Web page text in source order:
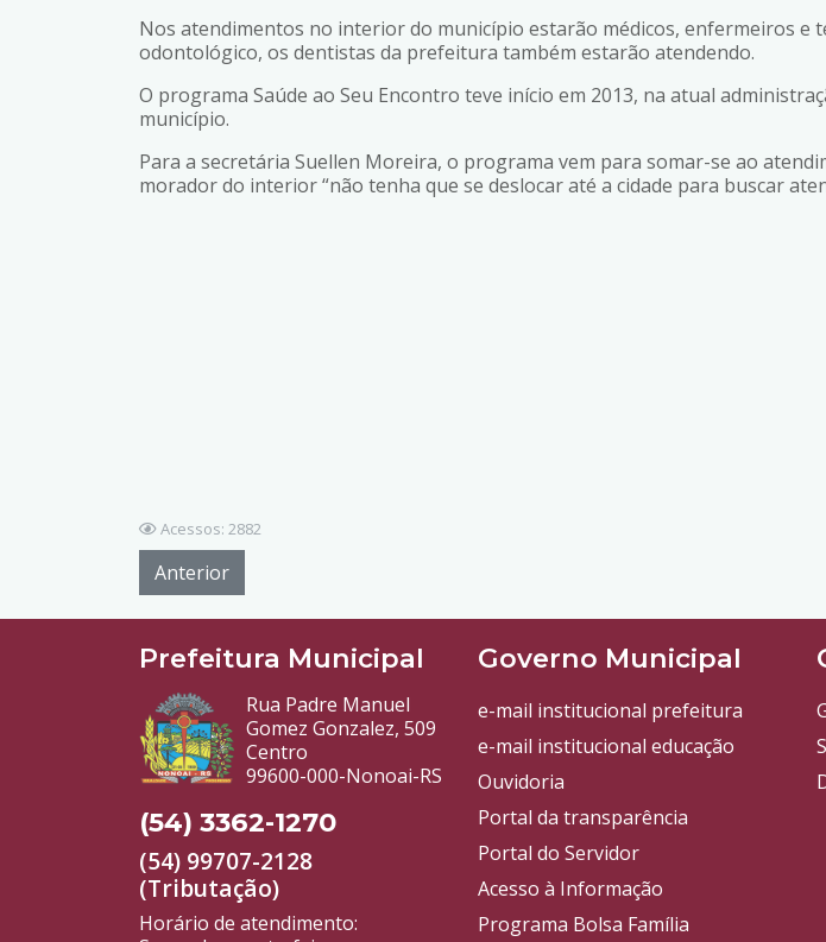
Nos atendimentos no interior do município estarão médicos, enfermeiros e
odontológico, os dentistas da prefeitura também estarão atendendo.
O programa Saúde ao Seu Encontro teve início em 2013, na atual
município.
Para a secretária Suellen Moreira, o programa vem para somar-se ao
morador do interior “não tenha que se deslocar até a cidade para buscar
Acessos: 2882
Anterior
Prefeitura Municipal
Rua Padre Manuel
Gomez Gonzalez, 509
Centro
99600-000-Nonoai-RS
(54) 3362-1270
(54) 99707-2128
(Tributação)
Horário de atendimento:
Governo Municipal
e-mail institucional prefeitura
e-mail institucional educação
Ouvidoria
Portal da transparência
Portal do Servidor
Acesso à Informação
Programa Bolsa Família